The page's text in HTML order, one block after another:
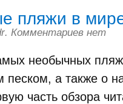
пляжи в
. Комментариев нет
необычных
а также о
часть обзора